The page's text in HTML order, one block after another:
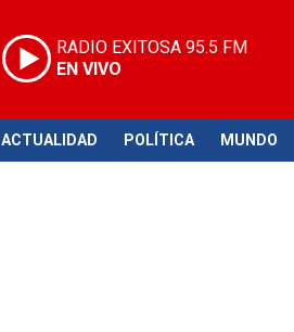
RADIO EXITOSA 95.5 FM
EN VIVO
ACTUALIDAD POLÍTICA MUNDO